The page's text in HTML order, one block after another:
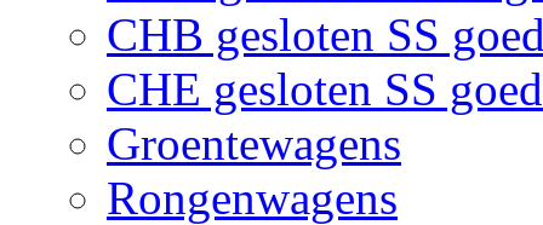
CHB gesloten SS
CHE gesloten SS
Groentewagens
Rongenwagens